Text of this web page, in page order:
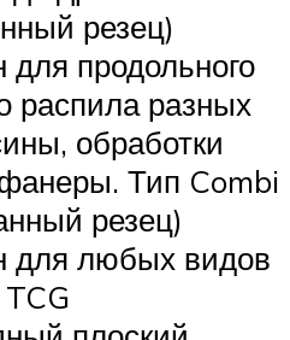
резец)
для продольного
распила разных
обработки
Тип Combi
резец)
для любых видов